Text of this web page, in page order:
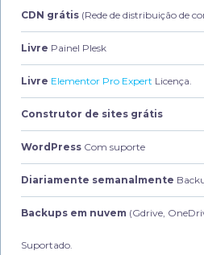
CDN grátis (Rede de distribuição de
Livre Painel Plesk
Livre Elementor Pro Expert Licença.
Construtor de sites grátis
WordPress Com suporte
Diariamente semanalmente
Backups em nuvem (Gdrive,
Suportado.